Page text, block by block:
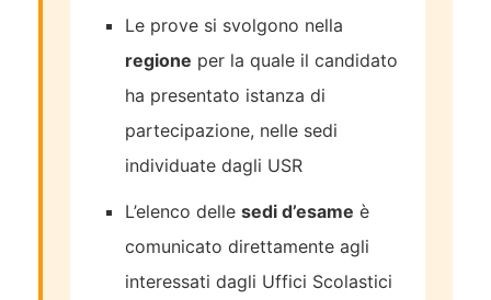
Le prove si svolgono nella
regione per la quale il candidato
ha presentato istanza di
partecipazione, nelle sedi
individuate dagli USR
L’elenco delle sedi d’esame è
comunicato direttamente agli
interessati dagli Uffici Scolastici